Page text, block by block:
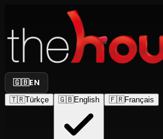
🇬🇧EN
🇹🇷Türkçe 🇬🇧English 🇫🇷Français